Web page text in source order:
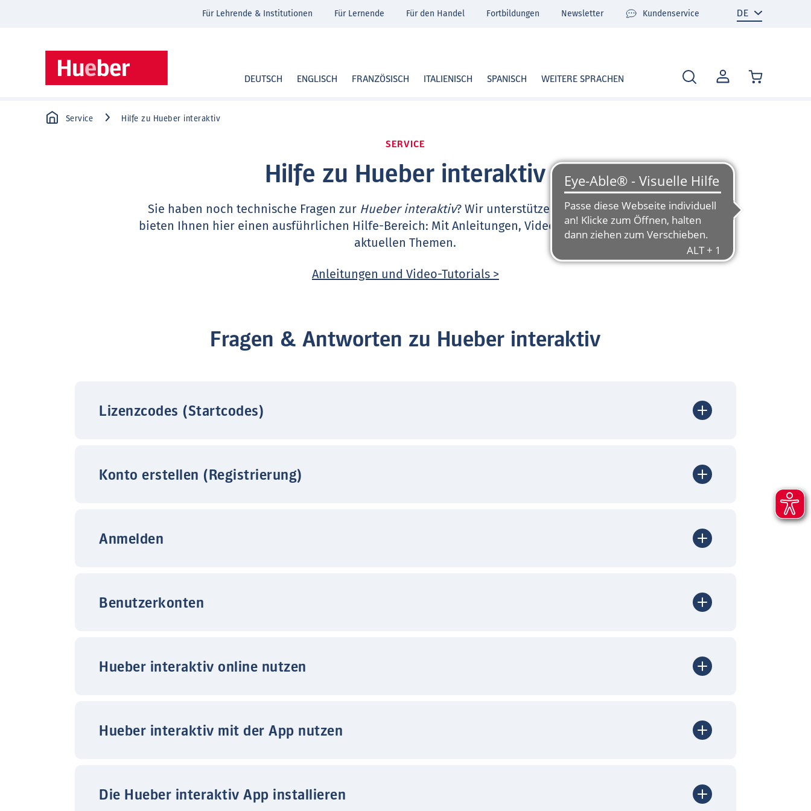
MEIN
KONTO
DEUTSCH ENGLISCH FRANZÖSISCH ITALIENISCH SPANISCH WEITERE SPRACHEN
Für Lehrende & Institutionen Für Lernende Für den Handel Fortbildungen Newsletter Kundenservice
Service Hilfe zu Hueber interaktiv
SERVICE
Hilfe zu Hueber interaktiv
Sie haben noch technische Fragen zur Hueber interaktiv? Wir unterstützen Sie sehr gerne und
bieten Ihnen hier einen ausführlichen Hilfe-Bereich: Mit Anleitungen, Video-Tutorials und FAQ zu
aktuellen Themen.
Anleitungen und Video-Tutorials >
Fragen & Antworten zu Hueber interaktiv
Lizenzcodes (Startcodes)
Konto erstellen (Registrierung)
Anmelden
Benutzerkonten
Hueber interaktiv online nutzen
Hueber interaktiv mit der App nutzen
Die Hueber interaktiv App installieren